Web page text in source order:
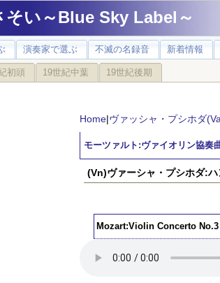
い～Blue Sky Label～
演奏家で選ぶ 不滅の名録音 新着情報
初頭 19世紀中葉 19世紀後期
Home|ヴァッシャ・プシホダ
モーツァルト:ヴァイオリン協奏
(Vn)ヴァーシャ・プシホダ:
Mozart:Violin Concerto